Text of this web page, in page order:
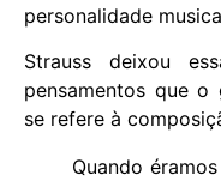
personalidade
Strauss deixou
pensamentos que o
se refere à
Quando